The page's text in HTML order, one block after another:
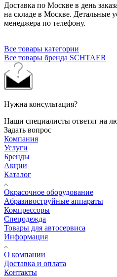
Доставка по Москве в день
на складе в Москве. Детальные
менеджера по телефону.
Все товары категории
Все товары бренда SCHTAER
Нужна консультация?
Наши специалисты ответят на
Задать вопрос
Компания
Услуги
Бренды
Акции
Каталог
Окрасочное оборудование
Aбразивоструйные аппараты
Компрессоры
Спецодежда
Товары для автосервиса
Информация
О компании
Доставка и оплата
Контакты